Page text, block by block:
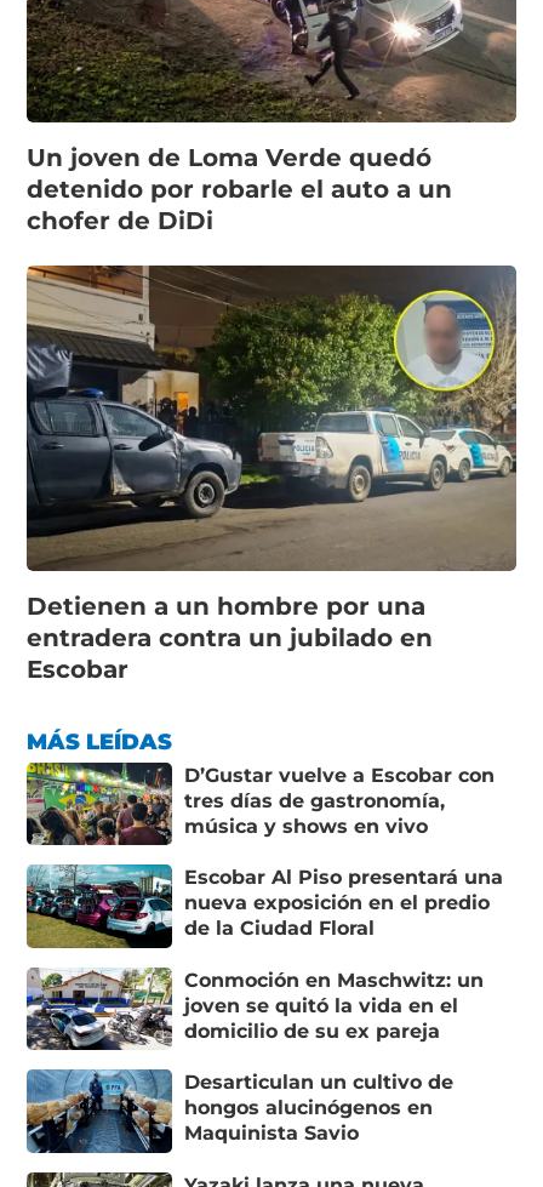
Un joven de Loma Verde quedó
detenido por robarle el auto a un
chofer de DiDi
Detienen a un hombre por una
entradera contra un jubilado en
Escobar
MÁS LEÍDAS
D’Gustar vuelve a Escobar con
tres días de gastronomía,
música y shows en vivo
Escobar Al Piso presentará una
nueva exposición en el predio
de la Ciudad Floral
Conmoción en Maschwitz: un
joven se quitó la vida en el
domicilio de su ex pareja
Desarticulan un cultivo de
hongos alucinógenos en
Maquinista Savio